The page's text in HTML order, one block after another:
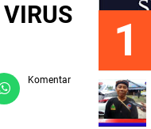
Komentar